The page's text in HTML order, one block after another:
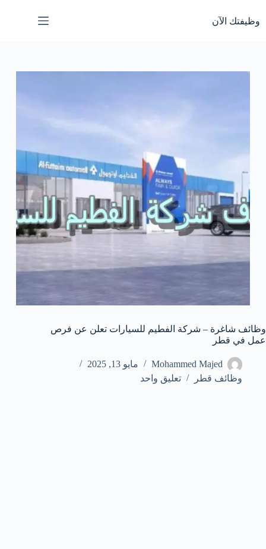
المحتوى
وظيفتك الآن
وظائف شاغرة – شركة الفطيم للسيارات تعلن عن فرص
عمل في قطر
Mohammed Majed
مايو 13, 2025
وظائف قطر
تعليق واحد